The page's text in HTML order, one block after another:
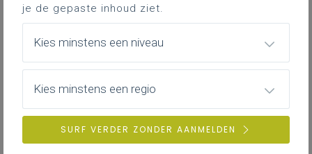
De wereld is steeds in beweging en brengt
kinderen uit alle windstreken naar de
Roeselare-Ardooie. Anderstalige
nieuwkomers krijgen er een warm onthaal.
Hoe de scholengroep inzet op
onthaalonderwijs vanuit drie
basisbehoeften licht pedagogisch
je de gepaste inhoud ziet.
Kies minstens een niveau
Kies minstens een regio
SURF VERDER ZONDER AANMELDEN